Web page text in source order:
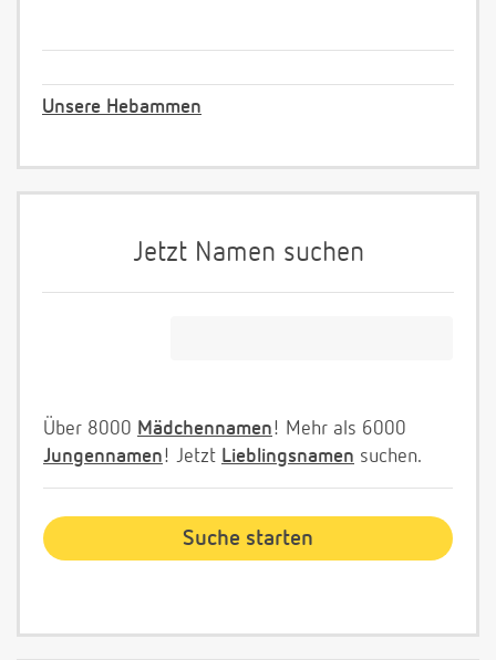
Unsere Hebammen
Jetzt Namen suchen
Über 8000 Mädchennamen! Mehr als 6000
Jungennamen! Jetzt Lieblingsnamen suchen.